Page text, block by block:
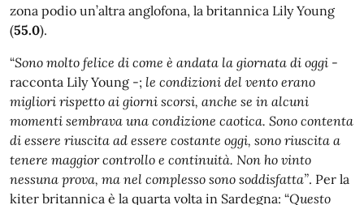
zona podio un’altra anglofona, la britannica Lily Young
(55.0).
“Sono molto felice di come è andata la giornata di oggi -
racconta Lily Young -; le condizioni del vento erano
migliori rispetto ai giorni scorsi, anche se in alcuni
momenti sembrava una condizione caotica. Sono contenta
di essere riuscita ad essere costante oggi, sono riuscita a
tenere maggior controllo e continuità. Non ho vinto
nessuna prova, ma nel complesso sono soddisfatta”. Per la
kiter britannica è la quarta volta in Sardegna: “Questo